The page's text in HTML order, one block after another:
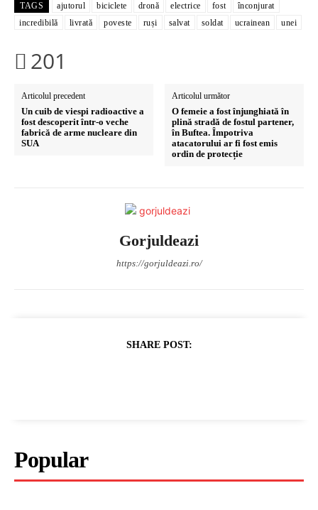
TAGS ajutorul biciclete dronă electrice fost
înconjurat
incredibilă
livrată poveste ruși salvat soldat ucrainean unei
201
Articolul precedent
Un cuib de viespi radioactive a
fost descoperit într-o veche
fabrică de arme nucleare din
SUA
Articolul următor
O femeie a fost înjunghiată în
plină stradă de fostul partener,
în Buftea. Împotriva
atacatorului ar fi fost emis
ordin de protecție
Gorjuldeazi
https://gorjuldeazi.ro/
SHARE POST:
Popular